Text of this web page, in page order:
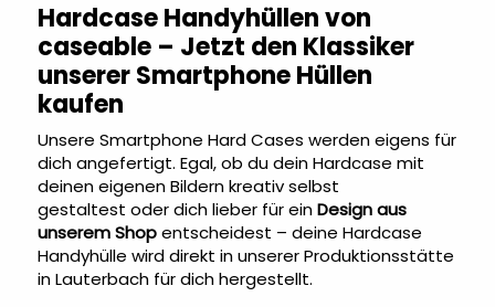
Hardcase Handyhüllen von
caseable – Jetzt den Klassiker
unserer Smartphone Hüllen
kaufen
Unsere Smartphone Hard Cases werden eigens für
dich angefertigt. Egal, ob du deinHardcase mit
deinen eigenen Bildern kreativ selbst
gestaltest oder dich lieber für einDesign aus
unserem Shopentscheidest – deine Hardcase
Handyhülle wird direkt in unserer Produktionsstätte
in Lauterbach für dich hergestellt.